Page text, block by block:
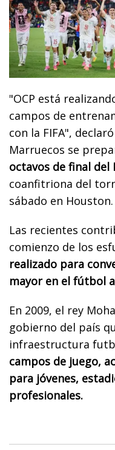
"OCP está
campos de
con la FIFA",
Marruecos se
octavos de final del
coanfitriona del
sábado en Houston.
Las recientes
comienzo de los
realizado para
mayor en el fútbol
En 2009, el rey
gobierno del país
infraestructura
campos de juego,
para jóvenes,
profesionales.